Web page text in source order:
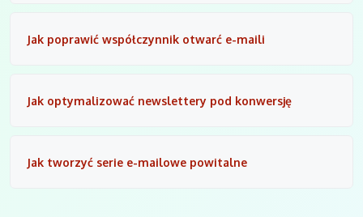
Jak poprawić współczynnik otwarć e-maili
Jak optymalizować newslettery pod konwersję
Jak tworzyć serie e-mailowe powitalne